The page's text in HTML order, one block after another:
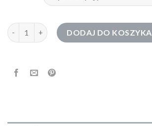
ilość bluzy damskie rozpinaneDODAJ DO KOSZYKA